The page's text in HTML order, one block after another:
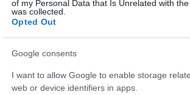
of my Personal Data that Is Unrelated with
was collected.
Opted Out
Google consents
I want to allow Google to enable storage
web or device identifiers in apps.